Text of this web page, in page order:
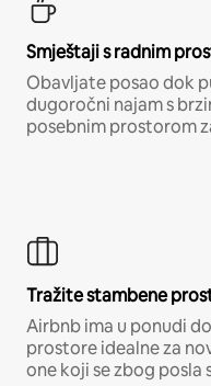
Smještaji s radnim
Obavljate posao dok
dugoročni najam s
posebnim prostorom
Tražite stambene
Airbnb ima u ponudi
prostore idealne za
one koji se zbog posla